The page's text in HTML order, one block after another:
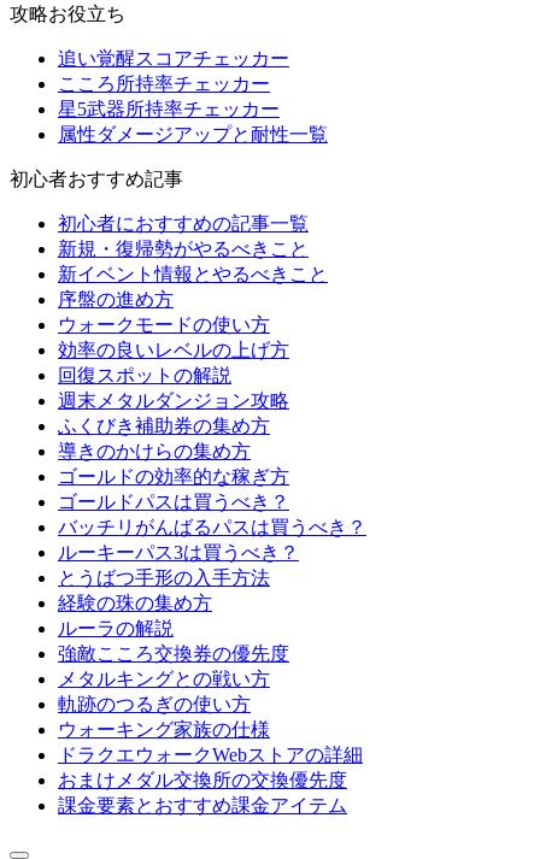
攻略お役立ち
追い覚醒スコアチェッカー
こころ所持率チェッカー
星5武器所持率チェッカー
属性ダメージアップと耐性一覧
初心者おすすめ記事
初心者におすすめの記事一覧
新規・復帰勢がやるべきこと
新イベント情報とやるべきこと
序盤の進め方
ウォークモードの使い方
効率の良いレベルの上げ方
回復スポットの解説
週末メタルダンジョン攻略
ふくびき補助券の集め方
導きのかけらの集め方
ゴールドの効率的な稼ぎ方
ゴールドパスは買うべき？
バッチリがんばるパスは買うべき？
ルーキーパス3は買うべき？
とうばつ手形の入手方法
経験の珠の集め方
ルーラの解説
強敵こころ交換券の優先度
メタルキングとの戦い方
軌跡のつるぎの使い方
ウォーキング家族の仕様
ドラクエウォークWebストアの詳細
おまけメダル交換所の交換優先度
課金要素とおすすめ課金アイテム